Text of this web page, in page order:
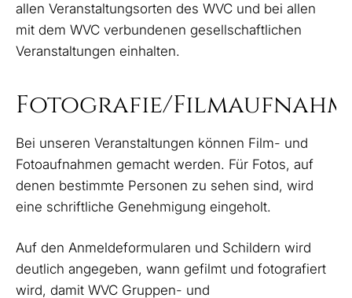
allen Veranstaltungsorten des WVC und bei allen
mit dem WVC verbundenen gesellschaftlichen
Veranstaltungen einhalten.
Fotografie/
Bei unseren Veranstaltungen können Film- und
Fotoaufnahmen gemacht werden. Für Fotos, auf
denen bestimmte Personen zu sehen sind, wird
eine schriftliche Genehmigung eingeholt.
Auf den Anmeldeformularen und Schildern wird
deutlich angegeben, wann gefilmt und fotografiert
wird, damit WVC Gruppen- und